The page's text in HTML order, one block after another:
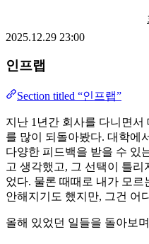
2025.12.29 23:00
인프랩
Section titled “인프랩”
지난 1년간 회사를 다니면
를 많이 되돌아봤다. 대학에
다양한 피드백을 받을 수 있
고 생각했고, 그 선택이 틀
었다. 물론 때때로 내가 모
안해지기도 했지만, 그건 어
올해 있었던 일들을 돌아보